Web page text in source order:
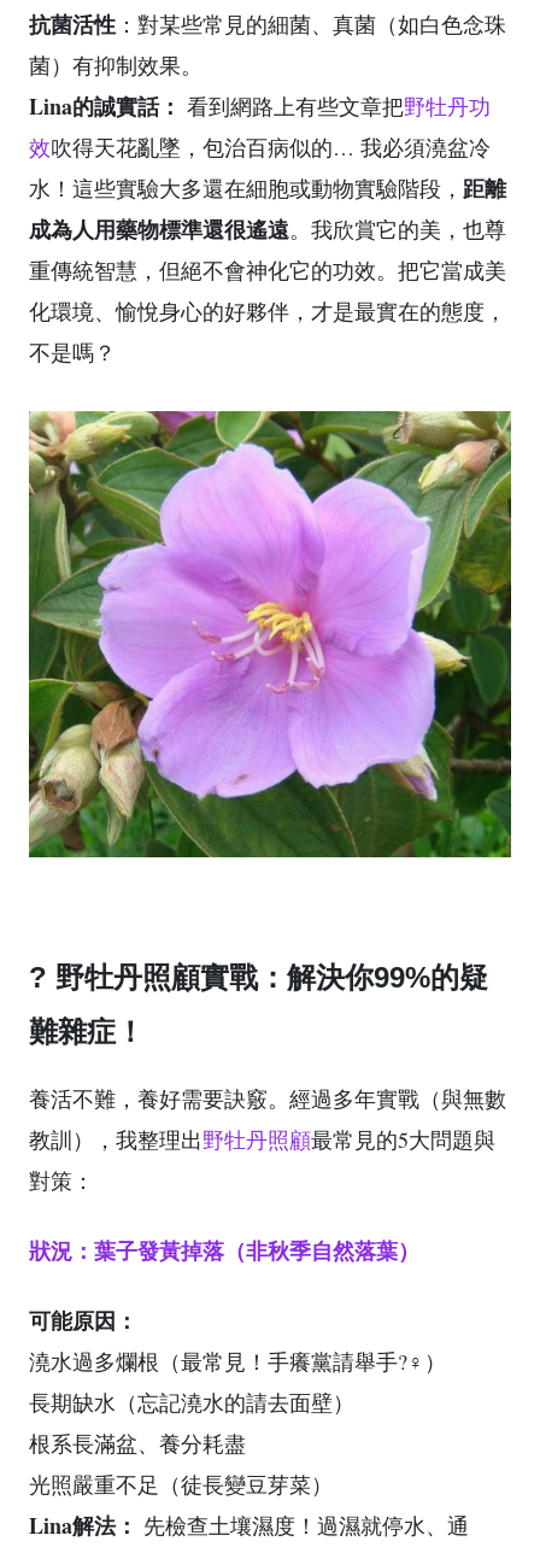
抗菌活性 ：對某些常見的細菌、真菌（如白色念珠
菌）有抑制效果。
Lina的誠實話： 看到網路上有些文章把野牡丹功
效吹得天花亂墜，包治百病似的… 我必須澆盆冷
水！這些實驗大多還在細胞或動物實驗階段， 距離
成為人用藥物標準還很遙遠。我欣賞它的美，也尊
重傳統智慧，但絕不會神化它的功效。把它當成美
化環境、愉悅身心的好夥伴，才是最實在的態度，
不是嗎？
? 野牡丹照顧實戰：解決你99%的疑
難雜症！
養活不難，養好需要訣竅。經過多年實戰（與無數
教訓），我整理出野牡丹照顧最常見的5大問題與
對策：
狀況：葉子發黃掉落（非秋季自然落葉）
可能原因：
澆水過多爛根（最常見！手癢黨請舉手?‍♀️）
長期缺水（忘記澆水的請去面壁）
根系長滿盆、養分耗盡
光照嚴重不足（徒長變豆芽菜）
Lina解法： 先檢查土壤濕度！過濕就停水、通